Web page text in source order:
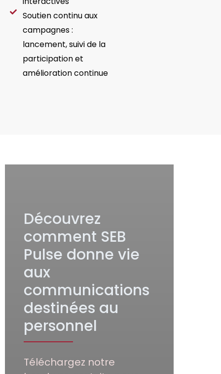
Soutien continu aux
campagnes :
lancement, suivi de la
participation et
amélioration continue
Découvrez
comment SEB
Pulse donne vie
aux
communications
destinées au
personnel
Téléchargez notre